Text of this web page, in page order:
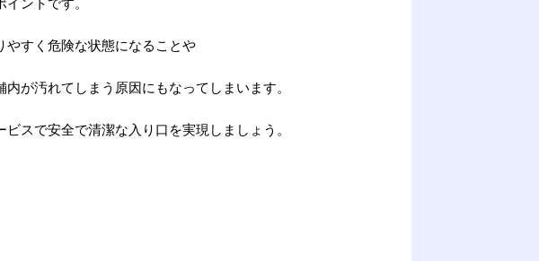
やすく危険な状態になることや
が汚れてしまう原因にもなってしまいます。
スで安全で清潔な入り口を実現しましょう。